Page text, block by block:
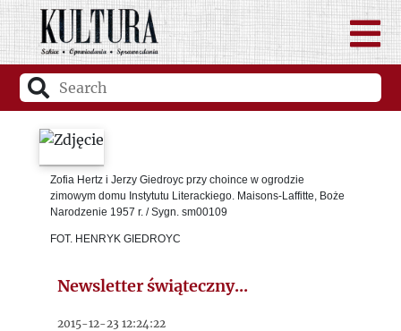
Zofia Hertz i Jerzy Giedroyc przy choince w ogrodzie
zimowym domu Instytutu Literackiego. Maisons-Laffitte, Boże
Narodzenie 1957 r. / Sygn. sm00109
FOT. HENRYK GIEDROYC
Newsletter świąteczny...
2015-12-23 12:24:22